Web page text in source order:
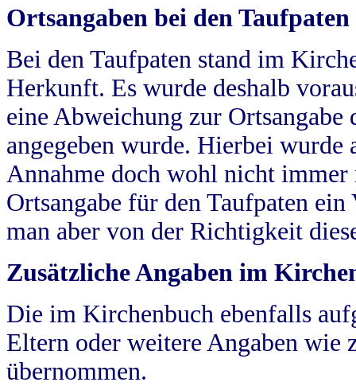
Ortsangaben bei den Taufpaten
Bei den Taufpaten stand im
Herkunft. Es wurde deshalb
eine Abweichung zur
angegeben wurde. Hierbei wurde
Annahme doch wohl nicht
Ortsangabe für den Taufpaten
man aber von der Richtigkeit
Zusätzliche Angaben im
Die im Kirchenbuch ebenfalls
Eltern oder weitere Angaben wie
übernommen.